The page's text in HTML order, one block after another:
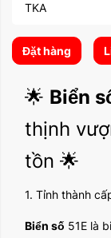
TKA
Đặt hàng
🌟 Biển
thịnh
tồn 🌟
1. Tỉnh thành
Biển số 51E là